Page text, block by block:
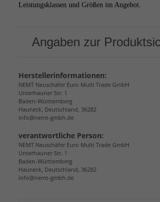
Leistungsklassen und Größen im Angebot.
Angaben zur
Herstellerinformationen:
NEMT Neuschäfer Euro Multi Trade GmbH
Unterhauner Str. 1
Baden-Württemberg
Hauneck, Deutschland, 36282
info@nemt-gmbh.de
verantwortliche Person:
NEMT Neuschäfer Euro Multi Trade GmbH
Unterhauner Str. 1
Baden-Württemberg
Hauneck, Deutschland, 36282
info@nemt-gmbh.de